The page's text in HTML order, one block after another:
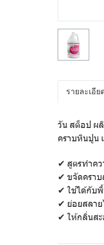
รายละเอี
วัน สต็อป ผ
คราบหินปูน
✔ สูตรทำคว
✔ ขจัดคราบ
✔ ใช้ได้กับพื้
✔ ย่อยสลา
✔ ให้กลิ่นส